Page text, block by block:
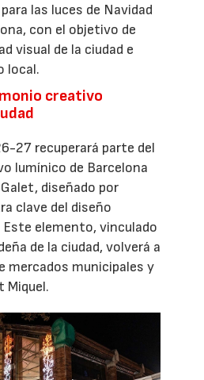
las luces de Navidad
con el objetivo de
visual de la ciudad e
local.
creativo
27 recuperará parte del
lumínico de Barcelona
diseñado por
clave del diseño
elemento, vinculado
de la ciudad, volverá a
mercados municipales y
Miquel.